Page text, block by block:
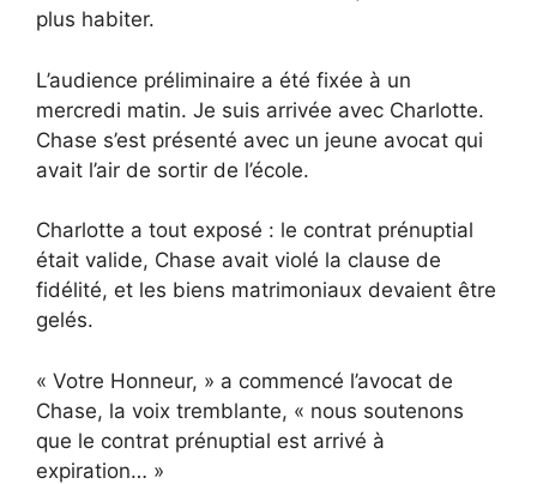
plus habiter.
L’audience préliminaire a été fixée à un
mercredi matin. Je suis arrivée avec Charlotte.
Chase s’est présenté avec un jeune avocat qui
avait l’air de sortir de l’école.
Charlotte a tout exposé : le contrat prénuptial
était valide, Chase avait violé la clause de
fidélité, et les biens matrimoniaux devaient être
gelés.
« Votre Honneur, » a commencé l’avocat de
Chase, la voix tremblante, « nous soutenons
que le contrat prénuptial est arrivé à
expiration… »